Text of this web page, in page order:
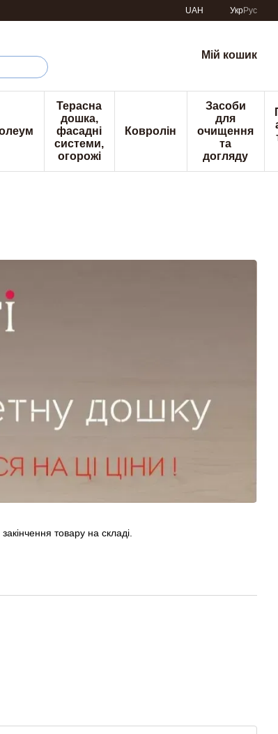
UAH УкрРус
Мій кошик
Терасна
дошка,
фасадні
системи,
огорожі
Ковролін
Засоби
для
очищення
та
догляду
товару на складі.